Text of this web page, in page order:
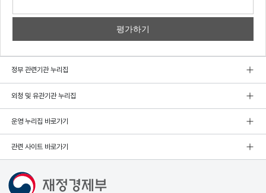
정부 관련기관 누리집
외청 및 유관기관 누리집
운영 누리집 바로가기
관련 사이트 바로가기